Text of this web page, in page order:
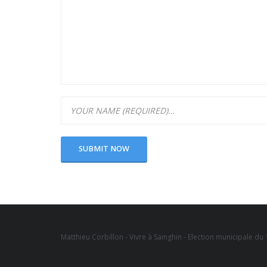
Matthieu Corbillon - Vivre à Sainghin - Election municipale du